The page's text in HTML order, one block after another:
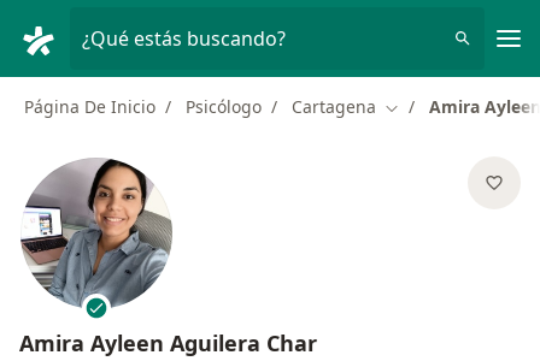
¿Qué estás buscando?
Página De Inicio Psicólogo Cartagena Cambiar de ciudad
Amira
Amira Ayleen Aguilera Char